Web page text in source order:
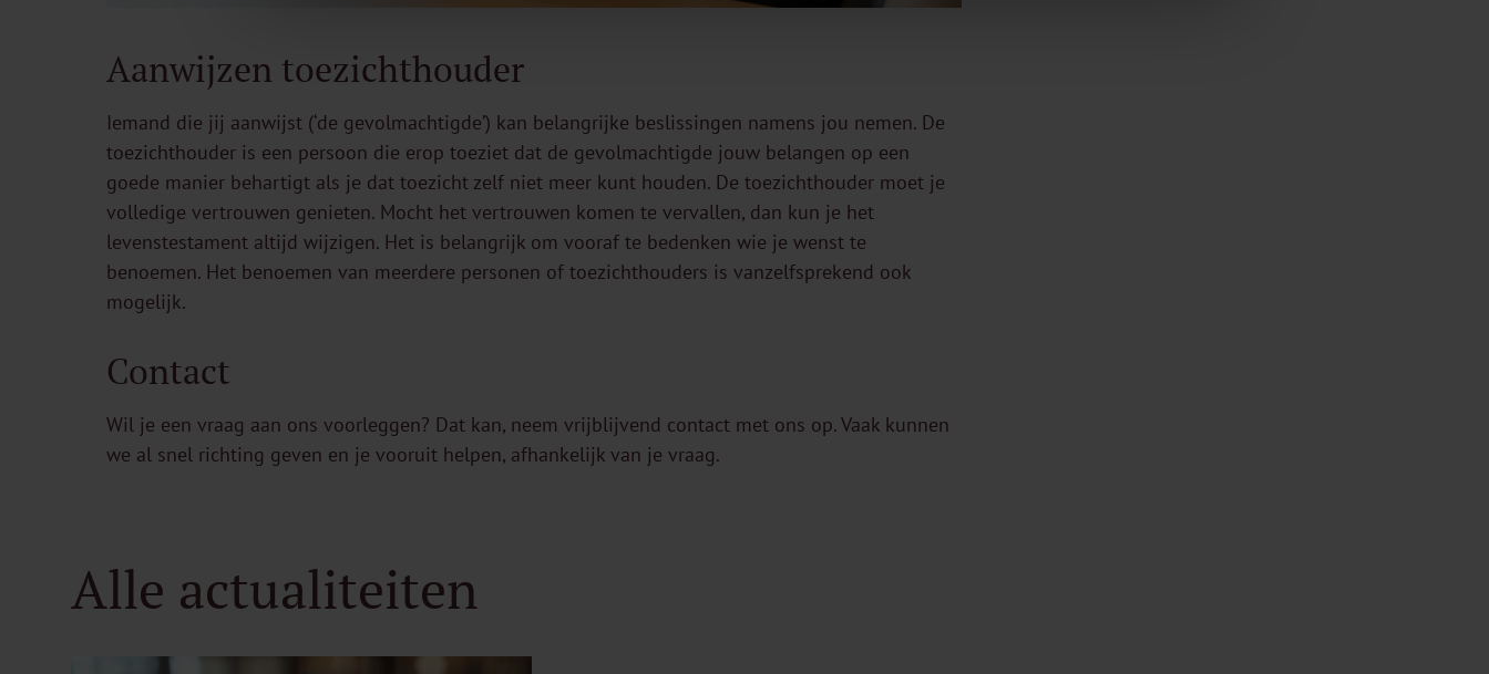
Aanwijzen toezichthouder
Iemand die jij aanwijst (‘de gevolmachtigde’) kan belangrijke beslissingen namens jou nemen. De
toezichthouder is een persoon die erop toeziet dat de gevolmachtigde jouw belangen op een
goede manier behartigt als je dat toezicht zelf niet meer kunt houden. De toezichthouder moet je
volledige vertrouwen genieten. Mocht het vertrouwen komen te vervallen, dan kun je het
levenstestament altijd wijzigen. Het is belangrijk om vooraf te bedenken wie je wenst te
benoemen. Het benoemen van meerdere personen of toezichthouders is vanzelfsprekend ook
mogelijk.
Contact
Wil je een vraag aan ons voorleggen? Dat kan, neem vrijblijvend contact met ons op. Vaak kunnen
we al snel richting geven en je vooruit helpen, afhankelijk van je vraag.
Alle actualiteiten